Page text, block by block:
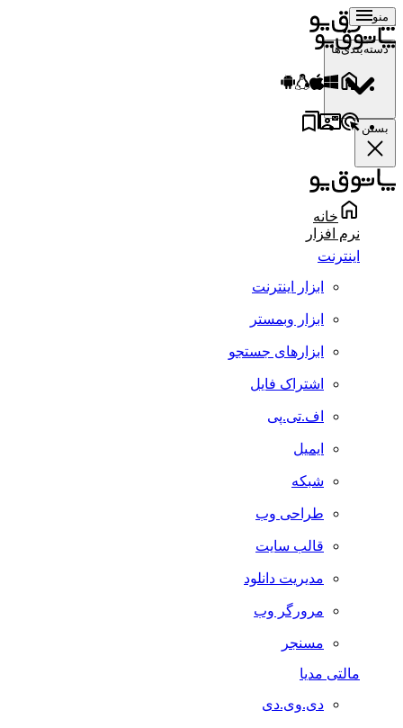
منو
دسته‌بندی‌ها
بستن
خانه
نرم افزار
اینترنت
ابزار اینترنت
ابزار وبمستر
ابزارهای جستجو
اشتراک فایل
اف.تی.پی
ایمیل
شبکه
طراحی وب
قالب سایت
مدیریت دانلود
مرورگر وب
مسنجر
مالتی مدیا
دی.وی.دی